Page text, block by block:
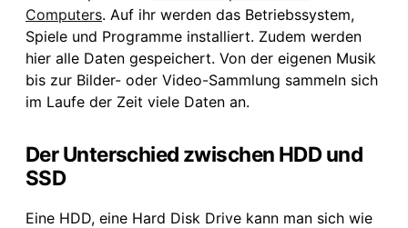
Computers. Auf ihr werden das Betriebssystem,
Spiele und Programme installiert. Zudem werden
hier alle Daten gespeichert. Von der eigenen Musik
bis zur Bilder- oder Video-Sammlung sammeln sich
im Laufe der Zeit viele Daten an.
Der Unterschied zwischen HDD und
SSD
Eine HDD, eine Hard Disk Drive kann man sich wie